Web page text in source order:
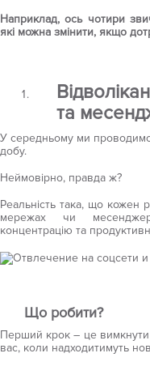
Наприклад, ось чотири
які можна змінити, якщо
та
У середньому ми
добу.
Неймовірно, правда ж?
Реальність така, що кожен
мережах чи
концентрацію та
Що робити?
Перший крок – це
вас, коли надходитимуть